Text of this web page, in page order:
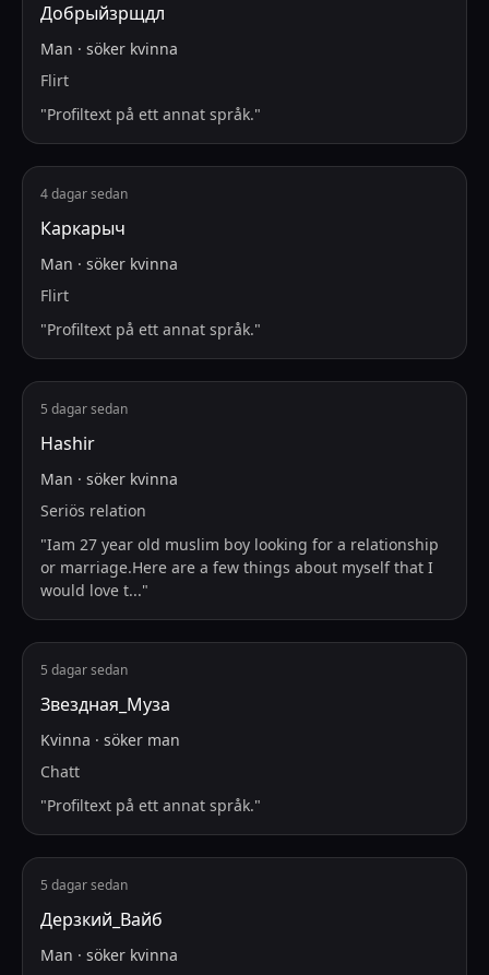
Добрыйзрщдл
Man · söker kvinna
Flirt
"Profiltext på ett annat språk."
4 dagar sedan
Каркарыч
Man · söker kvinna
Flirt
"Profiltext på ett annat språk."
5 dagar sedan
Hashir
Man · söker kvinna
Seriös relation
"Iam 27 year old muslim boy looking for a relationship
or marriage.Here are a few things about myself that I
would love t..."
5 dagar sedan
Звездная_Муза
Kvinna · söker man
Chatt
"Profiltext på ett annat språk."
5 dagar sedan
Дерзкий_Вайб
Man · söker kvinna